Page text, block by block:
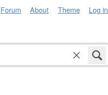
Forum About Theme Log in